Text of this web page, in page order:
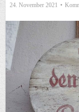
24. November 2021